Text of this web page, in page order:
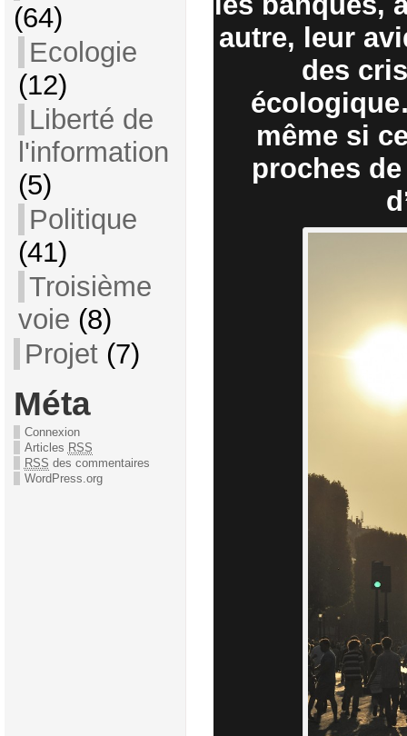
(64)
Ecologie
(12)
Liberté de
l'information
(5)
Politique
(41)
Troisième
voie (8)
Projet(7)
Méta
Connexion
Articles RSS
RSS des commentaires
WordPress.org
autre, leur
des
même si
proches